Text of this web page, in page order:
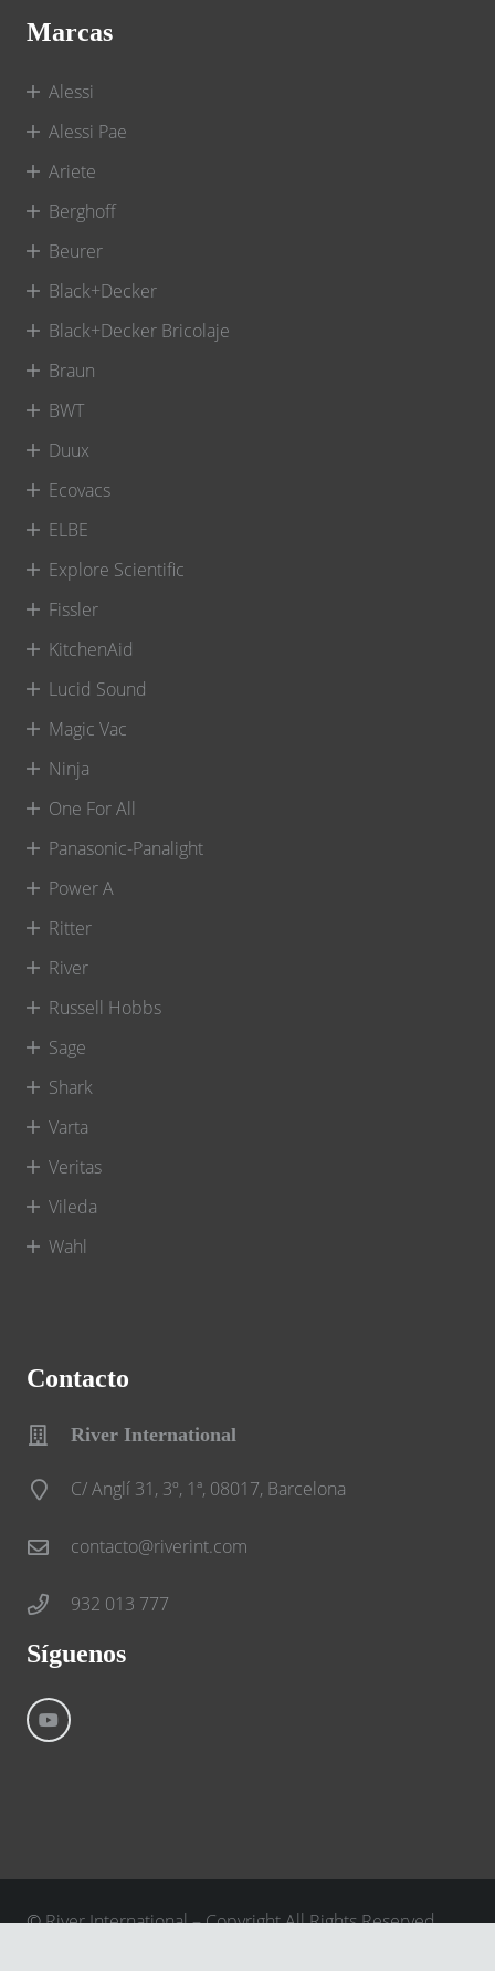
Marcas
Alessi
Alessi Pae
Ariete
Berghoff
Beurer
Black+Decker
Black+Decker Bricolaje
Braun
BWT
Duux
Ecovacs
ELBE
Explore Scientific
Fissler
KitchenAid
Lucid Sound
Magic Vac
Ninja
One For All
Panasonic-Panalight
Power A
Ritter
River
Russell Hobbs
Sage
Shark
Varta
Veritas
Vileda
Wahl
Contacto
River International
C/ Anglí 31, 3º, 1ª, 08017, Barcelona
contacto@riverint.com
932 013 777
Síguenos
©River International – Copyright All Rights Reserved